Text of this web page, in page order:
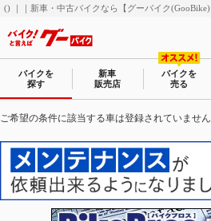
() ｜｜新車・中古バイクなら【グーバイク(GooBike)
バイクを
探す
新車
販売店
バイクを
売る
ご希望の条件に該当する車は登録されていません